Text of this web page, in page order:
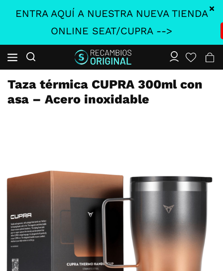
ENTRA AQUÍ A NUESTRA NUEVA TIENDA
ONLINE SEAT/CUPRA -->
Taza térmica CUPRA 300ml con
asa – Acero inoxidable